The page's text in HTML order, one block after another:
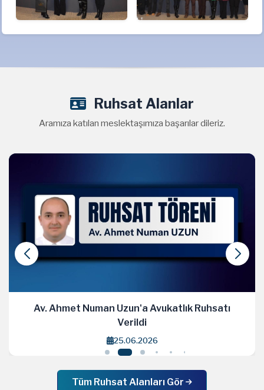
Ruhsat Alanlar
Aramıza katılan meslektaşımıza başarılar dileriz.
Av. Ahmet Numan Uzun'a Avukatlık Ruhsatı
Verildi
25.06.2026
Tüm Ruhsat Alanları Gör